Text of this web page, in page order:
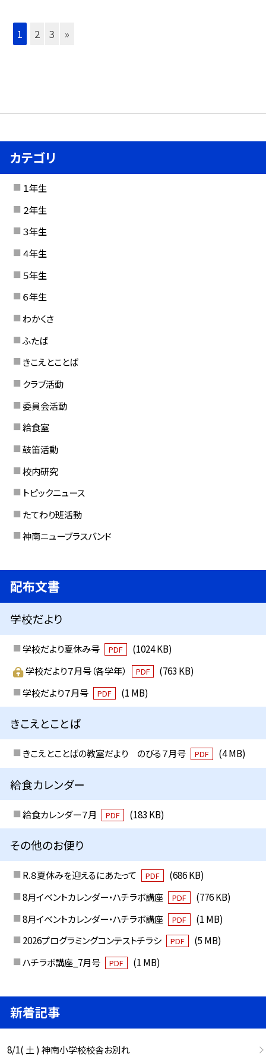
1 2 3 »
カテゴリ
１年生
２年生
３年生
４年生
５年生
６年生
わかくさ
ふたば
きこえとことば
クラブ活動
委員会活動
給食室
鼓笛活動
校内研究
トピックニュース
たてわり班活動
神南ニューブラスバンド
配布文書
学校だより
学校だより夏休み号 PDF
(1024 KB)
学校だより７月号（各学年）
PDF
(763 KB)
学校だより７月号
PDF (1 MB)
きこえとことば
きこえとことばの教室だより のびる７月号 PDF (4 MB)
給食カレンダー
給食カレンダー７月 PDF (183 KB)
その他のお便り
R.８夏休みを迎えるにあたって PDF
(686 KB)
8月イベントカレンダー・ハチラボ講座
PDF
(776 KB)
8月イベントカレンダー・ハチラボ講座
PDF
(1 MB)
2026プログラミングコンテストチラシ
PDF
(5 MB)
ハチラボ講座_7月号
PDF (1 MB)
新着記事
8/1( 土 ) 神南小学校校舎お別れ